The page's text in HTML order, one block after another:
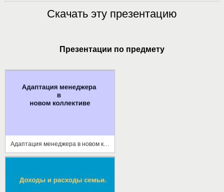
Скачать эту презентацию
Презентации по предмету